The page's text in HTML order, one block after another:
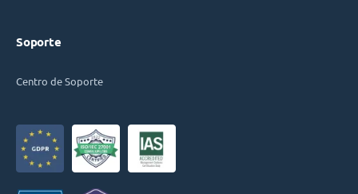
Soporte
Centro de Soporte